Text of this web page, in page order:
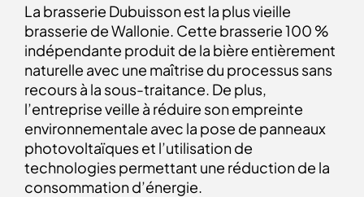
La brasserie Dubuisson est la plus vieille
brasserie de Wallonie. Cette brasserie 100 %
indépendante produit de la bière entièrement
naturelle avec une maîtrise du processus sans
recours à la sous-traitance. De plus,
l’entreprise veille à réduire son empreinte
environnementale avec la pose de panneaux
photovoltaïques et l’utilisation de
technologies permettant une réduction de la
consommation d’énergie.